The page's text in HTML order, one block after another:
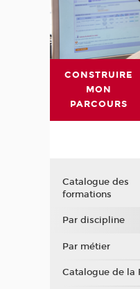
CONSTRUIRE
MON
PARCOURS
Catalogue des
formations
Par discipline
Par métier
Catalogue de la